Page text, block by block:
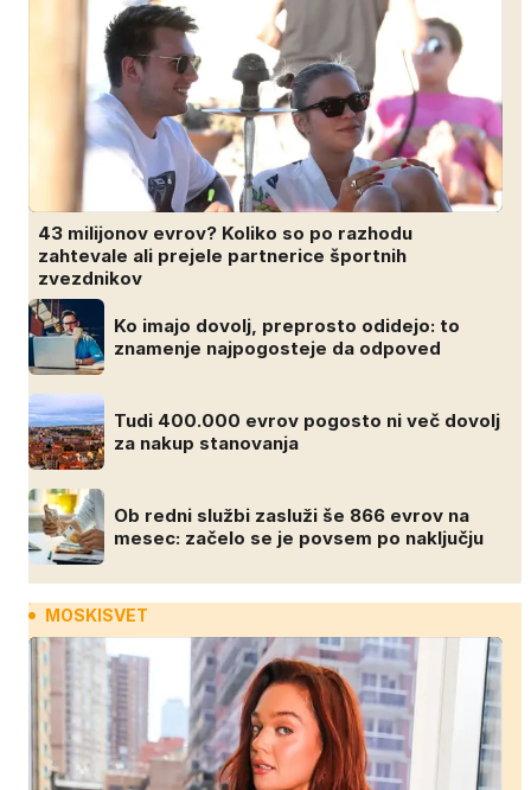
43 milijonov evrov? Koliko so po razhodu
zahtevale ali prejele partnerice športnih
zvezdnikov
Ko imajo dovolj, preprosto odidejo: to
znamenje najpogosteje da odpoved
Tudi 400.000 evrov pogosto ni več dovolj
za nakup stanovanja
Ob redni službi zasluži še 866 evrov na
mesec: začelo se je povsem po naključju
MOSKISVET